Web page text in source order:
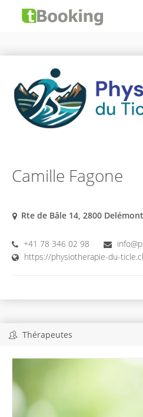
Camille Fagone
Rte de Bâle 14, 2800 Delémont
+41 78 346 02 98
https://physiotherapie-du-
Thérapeutes